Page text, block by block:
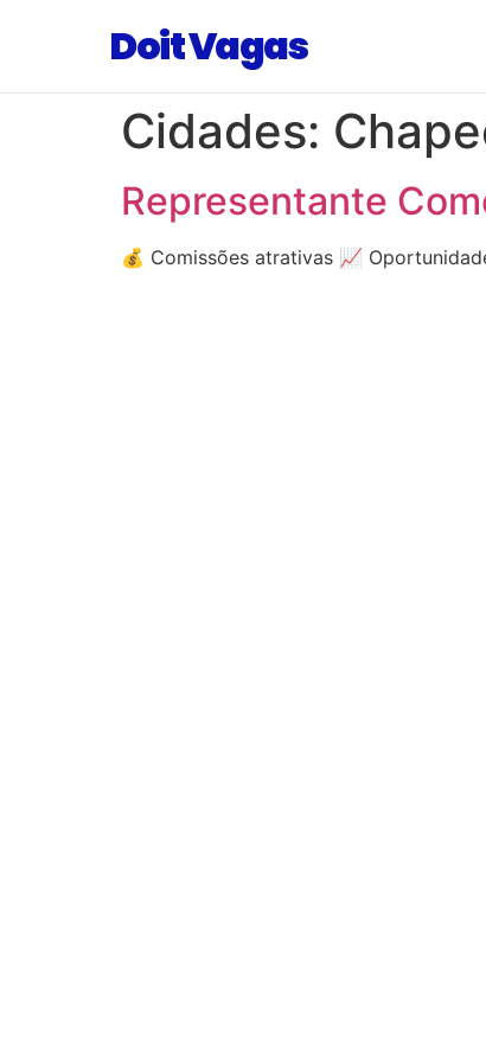
Doit Vagas
Cidades:
Representante
💰 Comissões atrativas 📈